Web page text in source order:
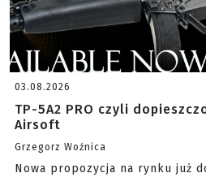
03.08.2026
TP-5A2 PRO czyli
Airsoft
Grzegorz Woźnica
Nowa propozycja na rynku już